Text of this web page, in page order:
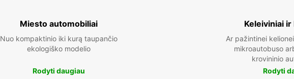
Miesto automobiliai
Nuo kompaktinio iki kurą taupančio
ekologiško modelio
Rodyti daugiau
Keleiviniai
Ar pažintinei
mikroautobuso
krovininio
Rodyti